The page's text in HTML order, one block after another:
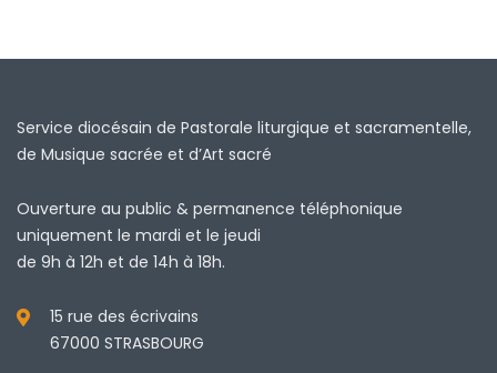
Service diocésain de Pastorale liturgique et sacramentelle,
de Musique sacrée et d’Art sacré
Ouverture au public & permanence téléphonique
uniquement le mardi et le jeudi
de 9h à 12h et de 14h à 18h.
15 rue des écrivains
67000 STRASBOURG